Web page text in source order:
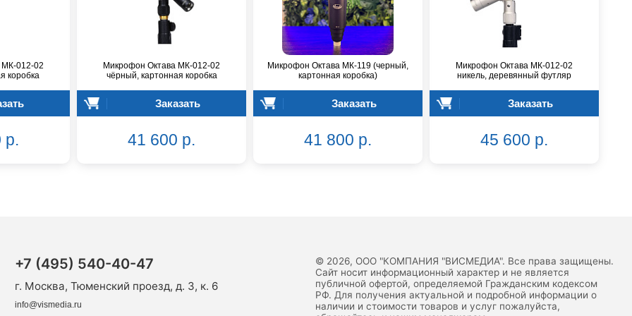
МК-012-02
коробка
р.
Микрофон Октава МК-012-02
чёрный, картонная коробка
Заказать
41 600 р.
Микрофон Октава МК-119 (черный,
картонная коробка)
Заказать
41 800 р.
Микрофон Октава МК-012-02
никель, деревянный футляр
Заказать
45 600 р.
+7 (495) 540-40-47
г. Москва, Тюменский проезд, д. 3, к. 6
info@vismedia.ru
© 2026, ООО "КОМПАНИЯ "ВИСМЕДИА". Все права защищены.
Сайт носит информационный характер и не является
публичной офертой, определяемой Гражданским кодексом
РФ. Для получения актуальной и подробной информации о
наличии и стоимости товаров и услуг пожалуйста,